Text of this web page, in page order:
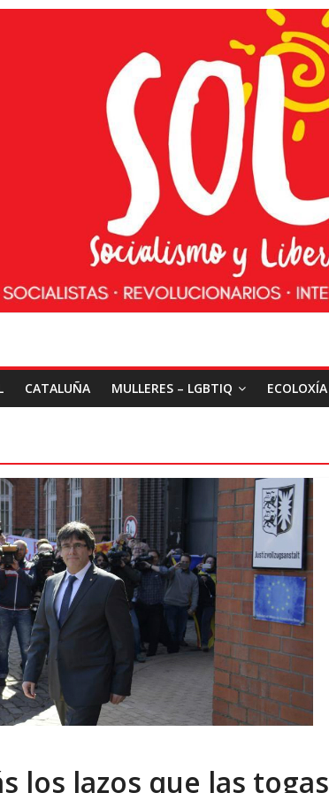
CATALUÑA MULLERES – LGBTIQ ECOLOXÍA
los lazos que las togas